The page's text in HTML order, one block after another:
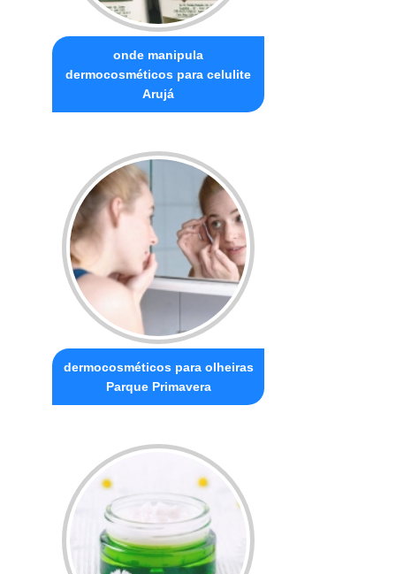
onde manipula
dermocosméticos para celulite
Arujá
dermocosméticos para olheiras
Parque Primavera